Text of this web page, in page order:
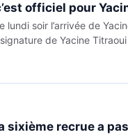
officiel pour
lundi soir l’arrivée de
de Yacine
sixième recrue a